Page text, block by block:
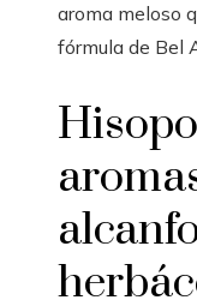
aroma meloso
fórmula de Bel